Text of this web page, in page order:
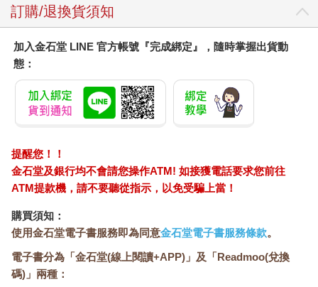
第三，未重複利用的筆記。
一席之地。而不經思考的筆記，難以消化成自己的東西，與複製
貼上並無二致，根本不會留下印象（在後續的章節，我將會告訴
各位如何把筆記消化成自己的東西）。最後一種則是不再查看的
筆記，寫過就丟的不能算是紀錄。假使記錄的出發點是整理資
訊，將其內化成自己的東西，終點就是要隨時回顧它。簡而言
之，就是要重新拿出來確認。
「記錄，然後覆誦出來」，不妨就稱其為記錄型人類的記憶方法
吧。
記憶，越淬鍊越恆久。倘若解讀一件事是記憶的開端，寫筆記就
是記憶的第一次淬鍊，回顧筆記是記憶的第二次淬鍊。第三次，
也就是最後一次淬鍊，則是用言語和文字重新表述。完成三次淬
鍊後，我們就會牢牢記住這件事。
「記錄，然後覆誦出來」是記住一件事的最佳方法。無論是讀
書、工作、日常生活都無所謂，只要透過紀錄盡量保留記憶，未
來不管做什麼，都有機會發揮驚人的實力。
訂購/退換貨須知
加入金石堂 LINE 官方帳號『完成綁定』，隨時掌握出貨動
態：
提醒您！！
金石堂及銀行均不會請您操作ATM! 如接獲電話要求您前往
ATM提款機，請不要聽從指示，以免受騙上當！
購買須知：
使用金石堂電子書服務即為同意金石堂電子書服務條款。
電子書分為「金石堂(線上閱讀+APP)」及「Readmoo(兌換
碼)」兩種：